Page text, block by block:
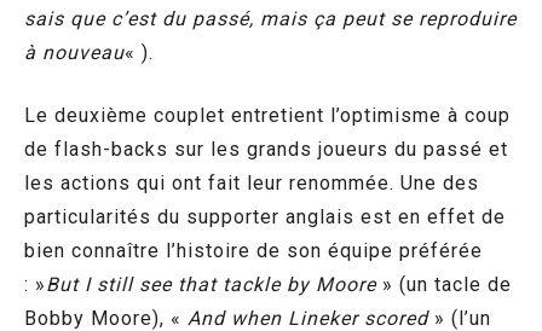
sais que c’est du passé, mais ça peut se reproduire
à nouveau« ).
Le deuxième couplet entretient l’optimisme à coup
de flash-backs sur les grands joueurs du passé et
les actions qui ont fait leur renommée. Une des
particularités du supporter anglais est en effet de
bien connaître l’histoire de son équipe préférée
: »But I still see that tackle by Moore» (un tacle de
Bobby Moore), « And when Lineker scored» (l’un